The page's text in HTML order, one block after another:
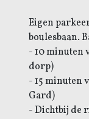
Eigen
boulesbaan.
- 10 minuten
dorp)
- 15 minuten
Gard)
- Dichtbij de